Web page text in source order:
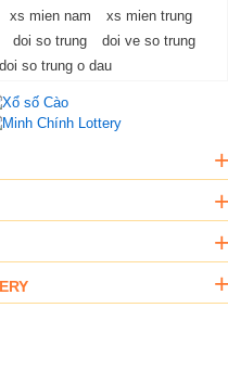
xs mien nam
xs mien trung
doi so trung
doi ve so trung
doi so trung o dau